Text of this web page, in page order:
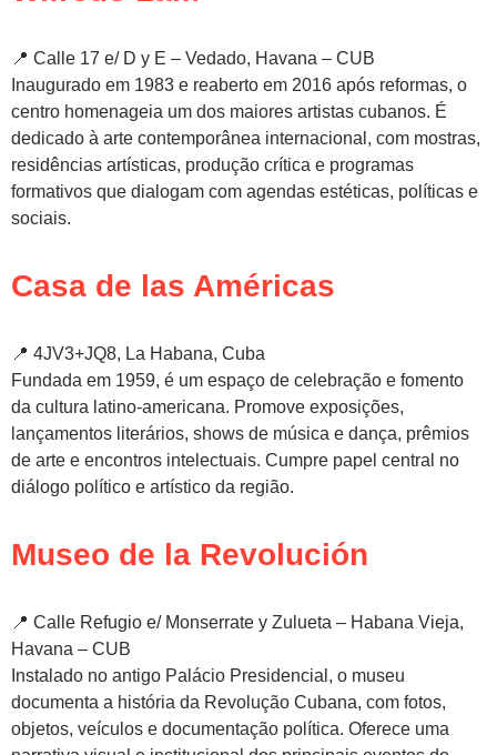
📍 Calle 17 e/ D y E – Vedado, Havana – CUB
Inaugurado em 1983 e reaberto em 2016 após reformas, o
centro homenageia um dos maiores artistas cubanos. É
dedicado à arte contemporânea internacional, com mostras,
residências artísticas, produção crítica e programas
formativos que dialogam com agendas estéticas, políticas e
sociais.
Casa de las Américas
📍 4JV3+JQ8, La Habana, Cuba
Fundada em 1959, é um espaço de celebração e fomento
da cultura latino-americana. Promove exposições,
lançamentos literários, shows de música e dança, prêmios
de arte e encontros intelectuais. Cumpre papel central no
diálogo político e artístico da região.
Museo de la Revolución
📍 Calle Refugio e/ Monserrate y Zulueta – Habana Vieja,
Havana – CUB
Instalado no antigo Palácio Presidencial, o museu
documenta a história da Revolução Cubana, com fotos,
objetos, veículos e documentação política. Oferece uma